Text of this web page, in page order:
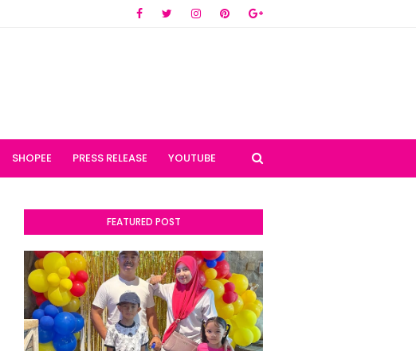
SHOPEE PRESS RELEASE YOUTUBE
FEATURED POST